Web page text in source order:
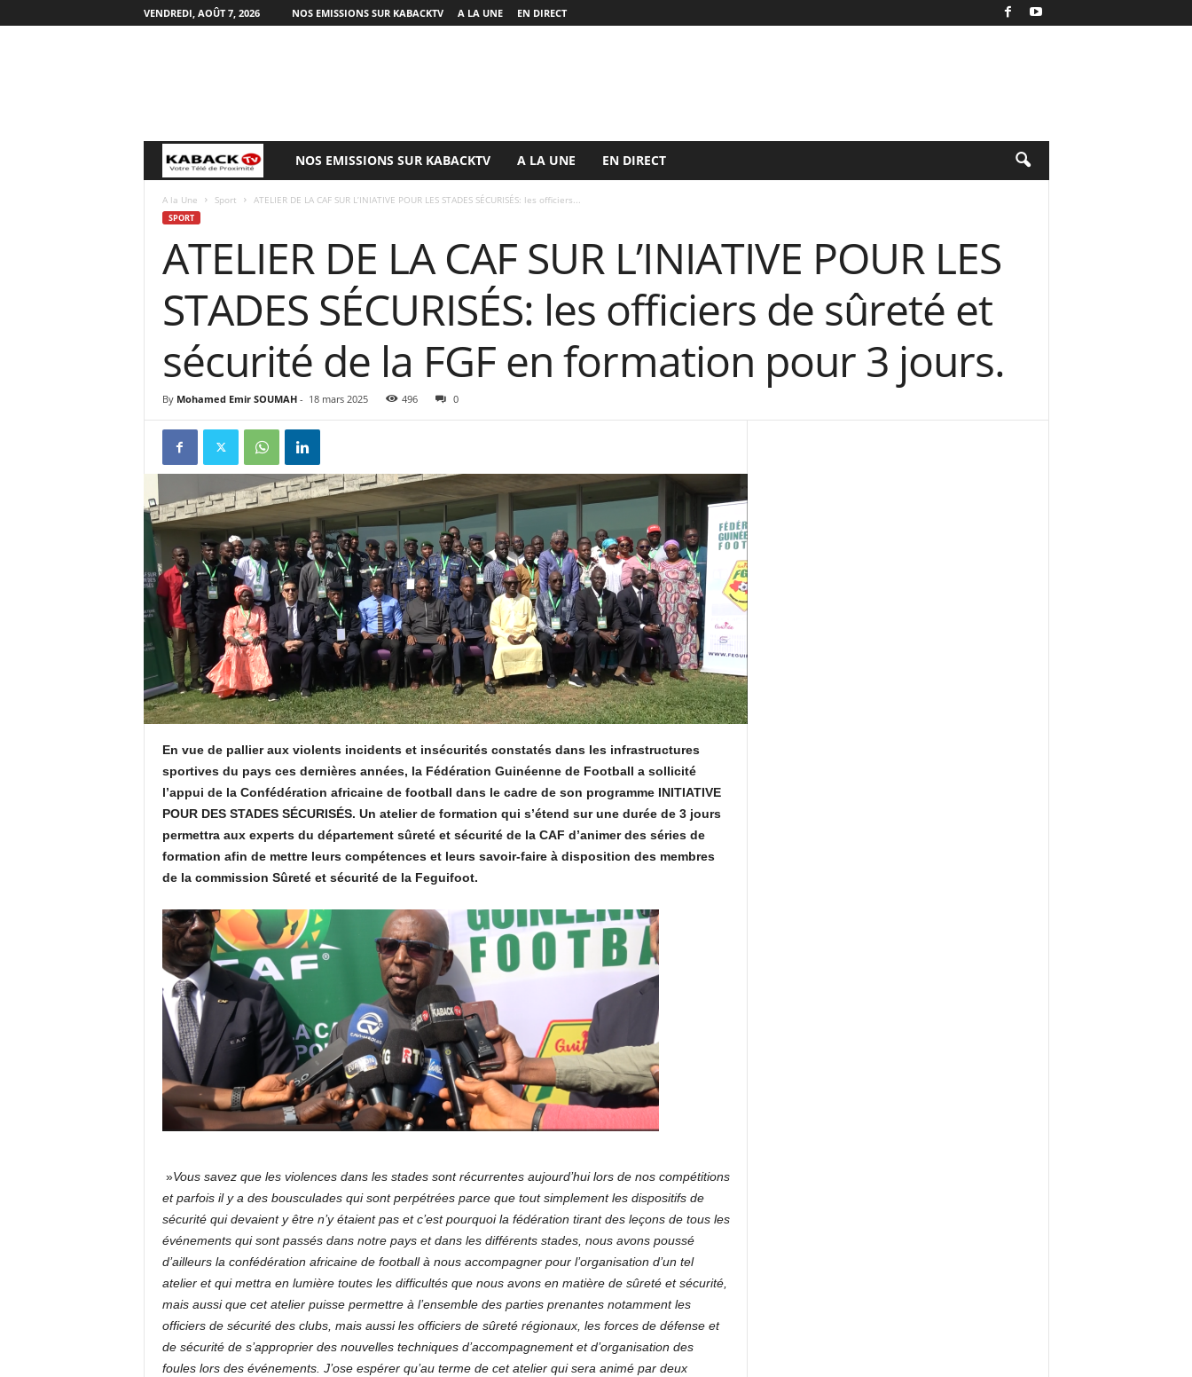
VENDREDI, AOÛT 7, 2026 NOS EMISSIONS SUR KABACKTV A LA UNE EN DIRECT
i
n
v
e
n
u
e
u
r
k
b
a
t
g
u
i
n
e
e
NOS EMISSIONS SUR KABACKTV A LA UNE EN DIRECT
A la Une Sport ATELIER DE LA CAF SUR L’INIATIVE POUR LES STADES SÉCURISÉS: les officiers...
SPORT
ATELIER DE LA CAF SUR L’INIATIVE POUR LES
STADES SÉCURISÉS: les officiers de sûreté et
sécurité de la FGF en formation pour 3 jours.
By Mohamed Emir SOUMAH- 18 mars 2025 496 0
En vue de pallier aux violents incidents et insécurités constatés dans les infrastructures
sportives du pays ces dernières années, la Fédération Guinéenne de Football a sollicité
l’appui de la Confédération africaine de football dans le cadre de son programme INITIATIVE
POUR DES STADES SÉCURISÉS. Un atelier de formation qui s’étend sur une durée de 3 jours
permettra aux experts du département sûreté et sécurité de la CAF d’animer des séries de
formation afin de mettre leurs compétences et leurs savoir-faire à disposition des membres
de la commission Sûreté et sécurité de la Feguifoot.
»Vous savez que les violences dans les stades sont récurrentes aujourd’hui lors de nos compétitions
et parfois il y a des bousculades qui sont perpétrées parce que tout simplement les dispositifs de
sécurité qui devaient y être n’y étaient pas et c’est pourquoi la fédération tirant des leçons de tous les
événements qui sont passés dans notre pays et dans les différents stades, nous avons poussé
d’ailleurs la confédération africaine de football à nous accompagner pour l’organisation d’un tel
atelier et qui mettra en lumière toutes les difficultés que nous avons en matière de sûreté et sécurité,
mais aussi que cet atelier puisse permettre à l’ensemble des parties prenantes notamment les
officiers de sécurité des clubs, mais aussi les officiers de sûreté régionaux, les forces de défense et
de sécurité de s’approprier des nouvelles techniques d’accompagnement et d’organisation des
foules lors des événements. J’ose espérer qu’au terme de cet atelier qui sera animé par deux